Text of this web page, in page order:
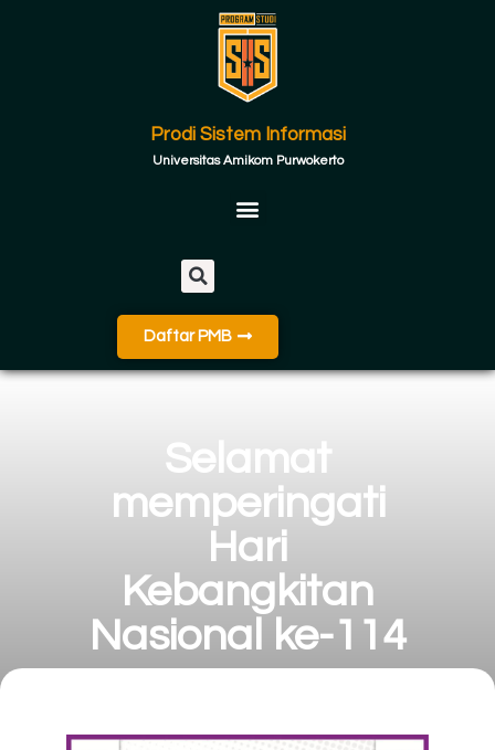
Prodi Sistem Informasi
Universitas Amikom Purwokerto
Daftar PMB
Selamat
memperingati
Hari
Kebangkitan
Nasional ke-114